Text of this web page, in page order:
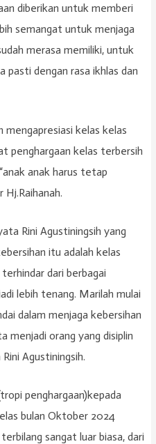
diberikan untuk memberi
semangat untuk menjaga
merasa memiliki, untuk
pasti dengan rasa ikhlas dan
mengapresiasi kelas kelas
penghargaan kelas terbersih
anak harus tetap
Hj.Raihanah.
Rini Agustiningsih yang
itu adalah kelas
dari berbagai
lebih tenang. Marilah mulai
dalam menjaga kebersihan
menjadi orang yang disiplin
Agustiningsih.
penghargaan)kepada
bulan Oktober 2024
sangat luar biasa, dari